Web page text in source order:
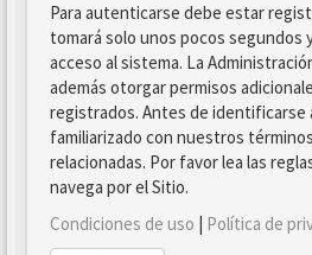
Para autenticarse debe estar
tomará solo unos pocos segundos
acceso al sistema. La
además otorgar permisos
registrados. Antes de identificarse
familiarizado con nuestros
relacionadas. Por favor lea las
navega por el Sitio.
Condiciones de uso | Política de